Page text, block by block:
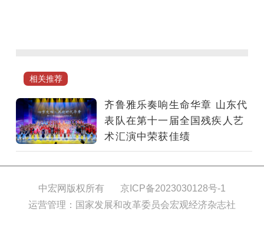
晚，
十
一
届
全
相关推荐
齐鲁雅乐奏响生命华章 山东代
表队在第十一届全国残疾人艺
术汇演中荣获佳绩
中宏网版权所有
京ICP备2023030128号-1
运营管理：国家发展和改革委员会宏观经济杂志社